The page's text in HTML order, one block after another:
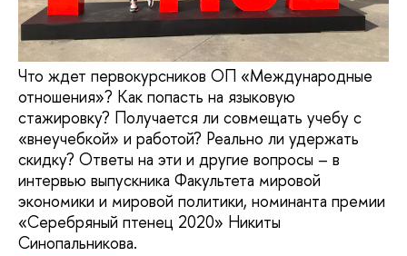
Что ждет первокурсников ОП «Международные
отношения»? Как попасть на языковую
стажировку? Получается ли совмещать учебу с
«внеучебкой» и работой? Реально ли удержать
скидку? Ответы на эти и другие вопросы – в
интервью выпускника Факультета мировой
экономики и мировой политики, номинанта премии
«Серебряный птенец 2020» Никиты
Синопальникова.